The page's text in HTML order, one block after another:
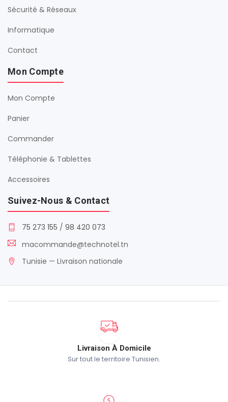
Sécurité & Réseaux
Informatique
Contact
Mon Compte
Mon Compte
Panier
Commander
Téléphonie & Tablettes
Accessoires
Suivez-Nous & Contact
75 273 155 / 98 420 073
macommande@technotel.tn
Tunisie — Livraison nationale
Livraison À Domicile
Sur tout le territoire Tunisien.